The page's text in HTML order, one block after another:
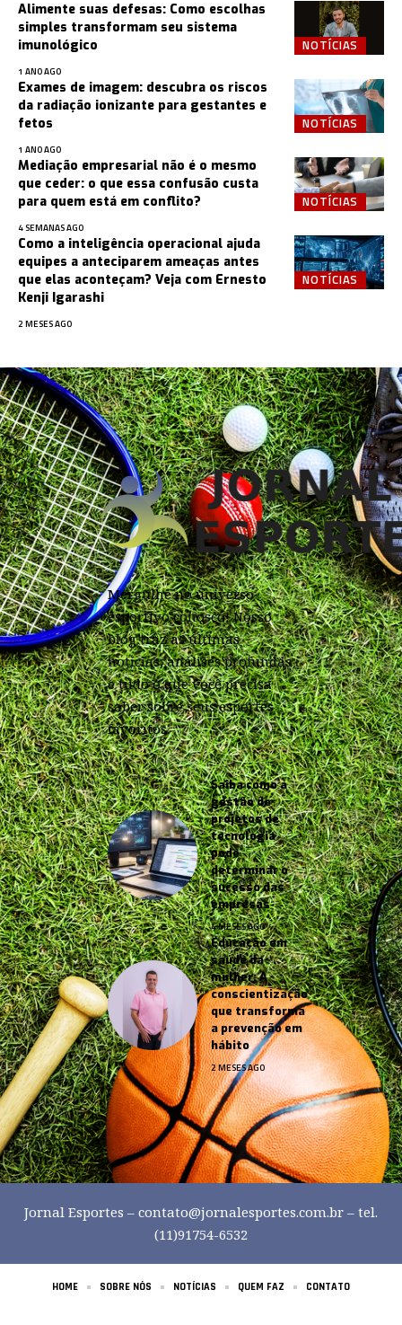
NOTÍCIAS
Alimente suas defesas: Como escolhas
simples transformam seu sistema
imunológico
1 ANO AGO
NOTÍCIAS
Exames de imagem: descubra os riscos
da radiação ionizante para gestantes e
fetos
1 ANO AGO
NOTÍCIAS
Mediação empresarial não é o mesmo
que ceder: o que essa confusão custa
para quem está em conflito?
4 SEMANAS AGO
NOTÍCIAS
Como a inteligência operacional ajuda
equipes a anteciparem ameaças antes
que elas aconteçam? Veja com Ernesto
Kenji Igarashi
2 MESES AGO
Mergulhe no universo
esportivo conosco! Nosso
blog traz as últimas
notícias, análises profundas
e tudo o que você precisa
saber sobre seus esportes
favoritos.
Saiba como a
gestão de
projetos de
tecnologia
pode
determinar o
sucesso das
empresas
4 MESES AGO
Educação em
saúde da
mulher: A
conscientização
que transforma
a prevenção em
hábito
2 MESES AGO
Jornal Esportes – contato@jornalesportes.com.br – tel.
(11)91754-6532
HOME SOBRE NÓS NOTÍCIAS QUEM FAZ CONTATO